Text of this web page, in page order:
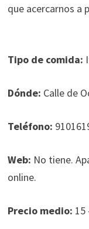
que acercarnos a
Tipo de comida:
Dónde: Calle de
Teléfono:
Web: No tiene.
online.
Precio medio: 15